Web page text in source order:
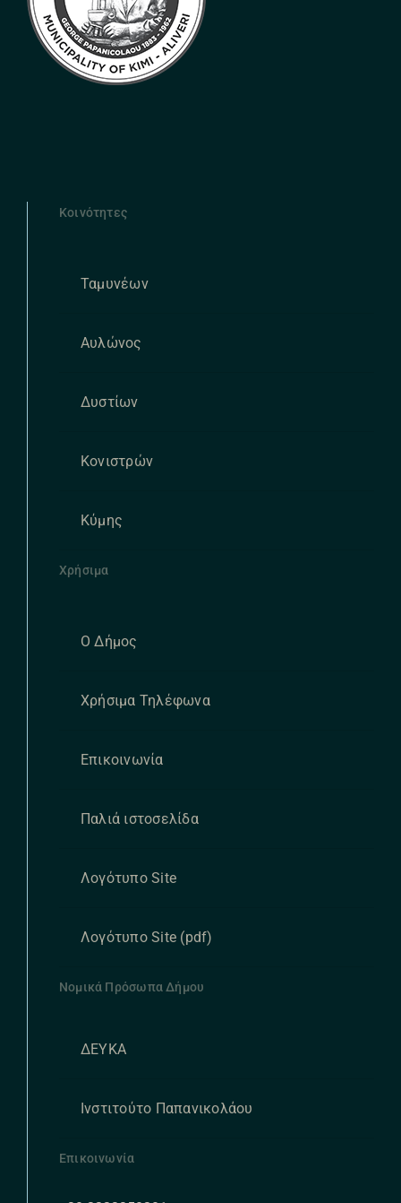
Κοινότητες
Ταμυνέων
Αυλώνος
Δυστίων
Κονιστρών
Κύμης
Χρήσιμα
Ο Δήμος
Χρήσιμα Τηλέφωνα
Επικοινωνία
Παλιά ιστοσελίδα
Λογότυπο Site
Λογότυπο Site (pdf)
Νομικά Πρόσωπα Δήμου
ΔΕΥΚΑ
Ινστιτούτο Παπανικολάου
Επικοινωνία